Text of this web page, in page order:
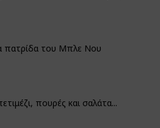
πατρίδα του Μπλε Νου
πουρές και σαλάτα...